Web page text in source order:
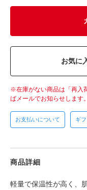
お気に
在庫がない商品は「再入
ばメールでお知らせします。
お支払いについて ギ
商品詳細
軽量で保温性が高く、